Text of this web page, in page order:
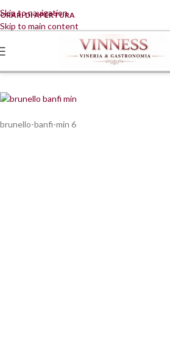
Skip to navigation
Skip to main content
ORARI DI APERTURA
brunello-banfi-min 6